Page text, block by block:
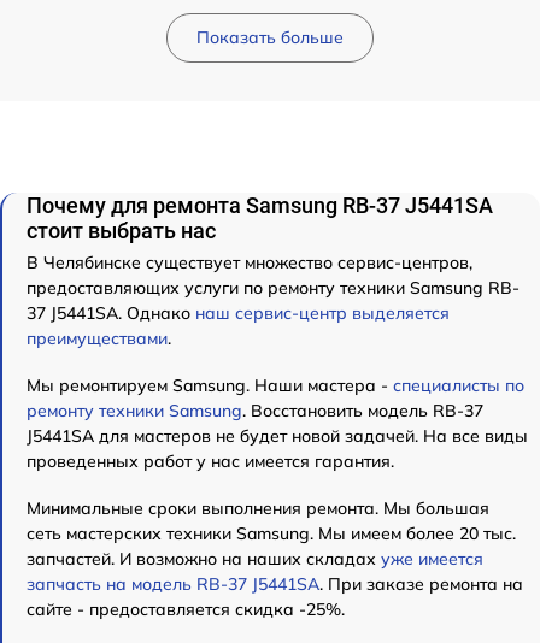
Показать больше
Почему для ремонта Samsung RB-37 J5441SA
стоит выбрать нас
В Челябинске существует множество сервис-центров,
предоставляющих услуги по ремонту техники Samsung RB-
37 J5441SA. Однако наш сервис-центр выделяется
преимуществами.
Мы ремонтируем Samsung. Наши мастера - специалисты по
ремонту техники Samsung. Восстановить модель RB-37
J5441SA для мастеров не будет новой задачей. На все виды
проведенных работ у нас имеется гарантия.
Минимальные сроки выполнения ремонта. Мы большая
сеть мастерских техники Samsung. Мы имеем более 20 тыс.
запчастей. И возможно на наших складах уже имеется
запчасть на модель RB-37 J5441SA. При заказе ремонта на
сайте - предоставляется скидка -25%.